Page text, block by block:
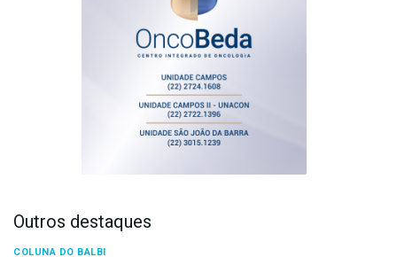
Outros destaques
COLUNA DO BALBI